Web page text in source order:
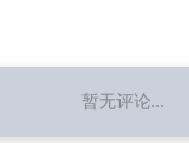
暂无评论...